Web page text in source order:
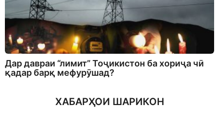
Дар давраи “лимит” Тоҷикистон ба хориҷа чӣ
қадар барқ мефурӯшад?
ХАБАРҲОИ ШАРИКОН